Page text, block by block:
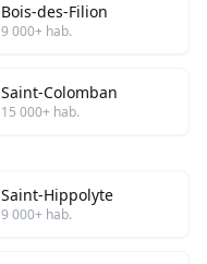
Bois-des-Filion
9 000+ hab.
Saint-Colomban
15 000+ hab.
Saint-Hippolyte
9 000+ hab.